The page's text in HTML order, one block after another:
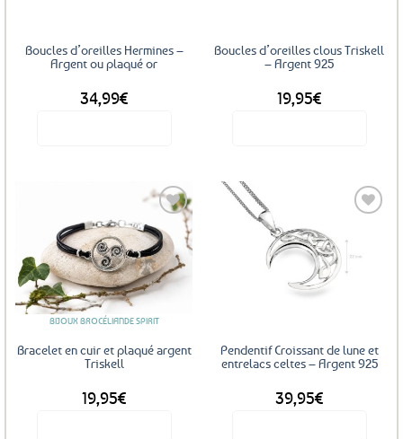
sur
sur
Boucles d’oreilles Hermines –
Argent ou plaqué or
34,99€
variations.
options
peuvent
être
choisies
sur
Boucles d’oreilles clous Triskell
– Argent 925
19,95€
Ajouter
aux
favoris
BIJOUX BROCÉLIANDE SPIRIT
Bracelet en cuir et plaqué argent
Triskell
19,95€
Ajouter
Pendentif Croissant de lune et
entrelacs celtes – Argent 925
39,95€